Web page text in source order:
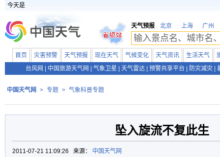
今天是
天气预报 北京 上海 广州
首页 灾害预警 天气预报 现在天气 气候变化 天气资讯 生活天气
台风网
中国旅游天气网 气象卫星 天气雷达 预警共享平台 防灾减灾
中国天气网 > 专题 > 气象科普专题
坠入旋流不复此生
2011-07-21 11:09:26 来源： 中国天气网